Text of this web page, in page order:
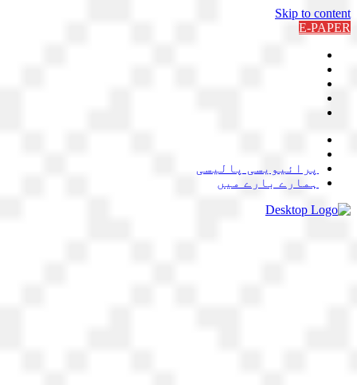
Skip to content
E-PAPER
پرائیویسی پالیسی
ہمارے بارے میں